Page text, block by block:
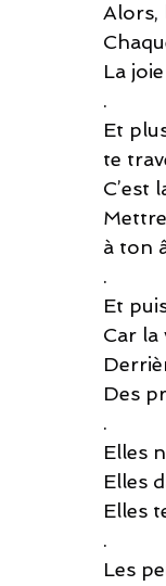
Alors,
La
.
Et
te
C’est
à ton
.
Et
Car la
Des
.
Elles
Elles
Elles
.
Les